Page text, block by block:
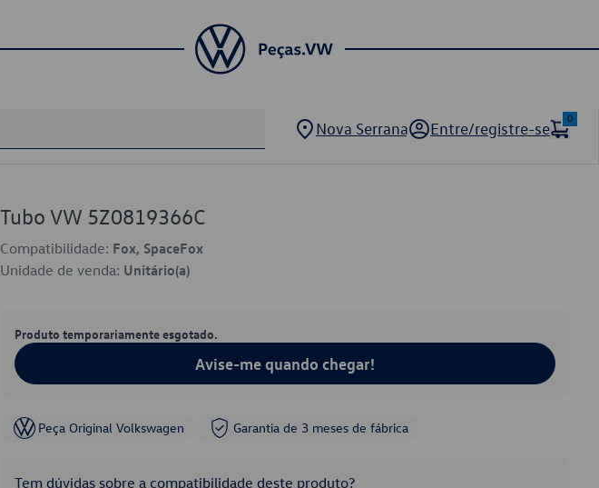
Nova Serrana Entre/registre-se
0
Tubo VW 5Z0819366C
Compatibilidade: Fox, SpaceFox
Unidade de venda: Unitário(a)
Produto temporariamente esgotado.
Avise-me quando chegar!
Peça Original Volkswagen Garantia de 3 meses de fábrica
Tem dúvidas sobre a compatibilidade deste produto?